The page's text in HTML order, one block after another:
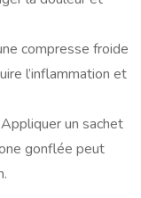
compresse froide
l’inflammation et
Appliquer un sachet
gonflée peut